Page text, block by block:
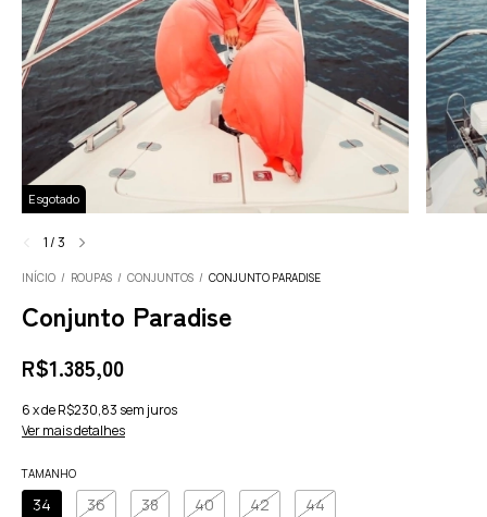
Esgotado
1/3
INÍCIO / ROUPAS / CONJUNTOS / CONJUNTO PARADISE
Conjunto Paradise
R$1.385,00
6xdeR$230,83 sem juros
Ver mais detalhes
TAMANHO
34 36 38 40 42 44